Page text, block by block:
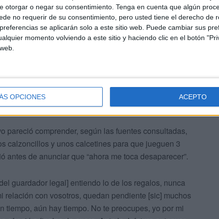
otorgar o negar su consentimiento. Tenga en cuenta que algún
no requerir de su consentimiento, pero usted tiene el derecho de
se aplicarán solo a este sitio web. Puede cambiar sus
momento volviendo a este sitio y haciendo clic en el botón
OPCIONES ACEPTO
y diciembre de 2021 está también la compra “al
de regalos a menores tutelados por la Ciudad.
pareció comprender, según las fuentes consultadas,
calzoncillos y unos calcetines para que jueguen 3
de anunciar que “ahora me toca desaparecer”.
guardador legal] entiendo lo de los regalos, nunca
con vosotros, quedan pendiente [sic] muchos
aún hay tiempo. No te preocupes, yo por mi